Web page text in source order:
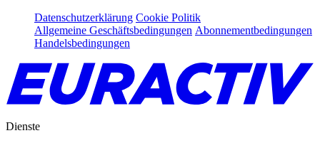
Datenschutzerklärung Cookie Politik
Allgemeine Geschäftsbedingungen Abonnementbedingungen
Handelsbedingungen
Dienste